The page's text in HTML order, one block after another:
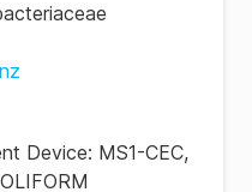
Device: MS1-CEC,